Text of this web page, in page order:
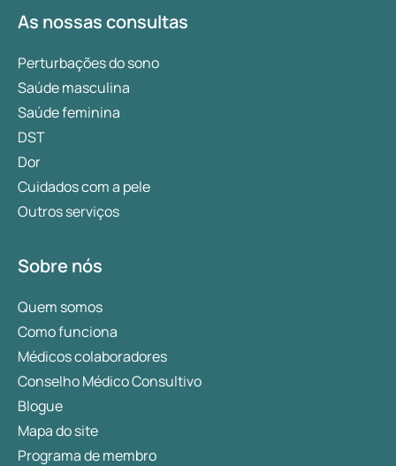
As nossas consultas
Perturbações do sono
Saúde masculina
Saúde feminina
DST
Dor
Cuidados com a pele
Outros serviços
Sobre nós
Quem somos
Como funciona
Médicos colaboradores
Conselho Médico Consultivo
Blogue
Mapa do site
Programa de membro